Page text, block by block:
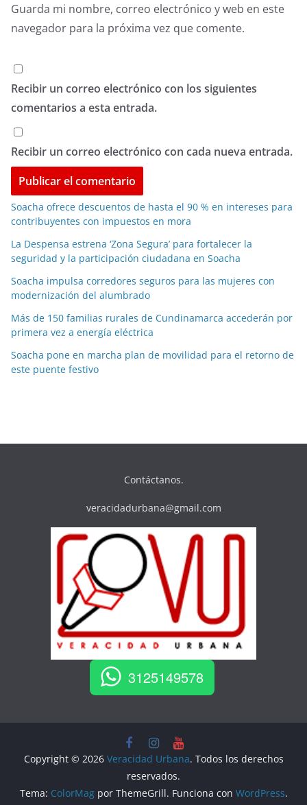
Guarda mi nombre, correo electrónico y web en este
navegador para la próxima vez que comente.
Recibir un correo electrónico con los siguientes
comentarios a esta entrada.
Recibir un correo electrónico con cada nueva entrada.
Soacha ofrece descuentos de hasta el 90 % en intereses para
contribuyentes con impuestos en mora
La Despensa estrena ‘Zona Segura’ para fortalecer la
seguridad y la participación ciudadana en Soacha
Soacha impulsa corredores seguros para las mujeres con
modernización del alumbrado
Más de 150 familias rurales de Cundinamarca accederán por
primera vez a energía eléctrica
Soacha pone en marcha plan de movilidad para el retorno de
este puente festivo
Contáctanos.
veracidadurbana@gmail.com
3125149578
Copyright © 2026 Veracidad Urbana. Todos los derechos
reservados.
Tema: ColorMagpor ThemeGrill. Funciona con WordPress.